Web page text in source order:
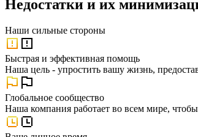
Недостатки и их
Наши сильные стороны
Быстрая и эффективная помощь
Наша цель - упростить вашу жизнь,
Глобальное сообщество
Наша компания работает во всем мире,